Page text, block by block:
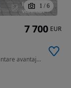
1 / 6
999 cm3 • 75 CP • Garantie 12 luni- Optiuni de finantare avantajoase
7 700 EUR